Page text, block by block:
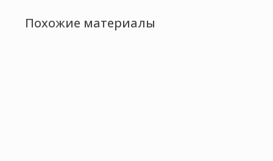
Похожие материалы